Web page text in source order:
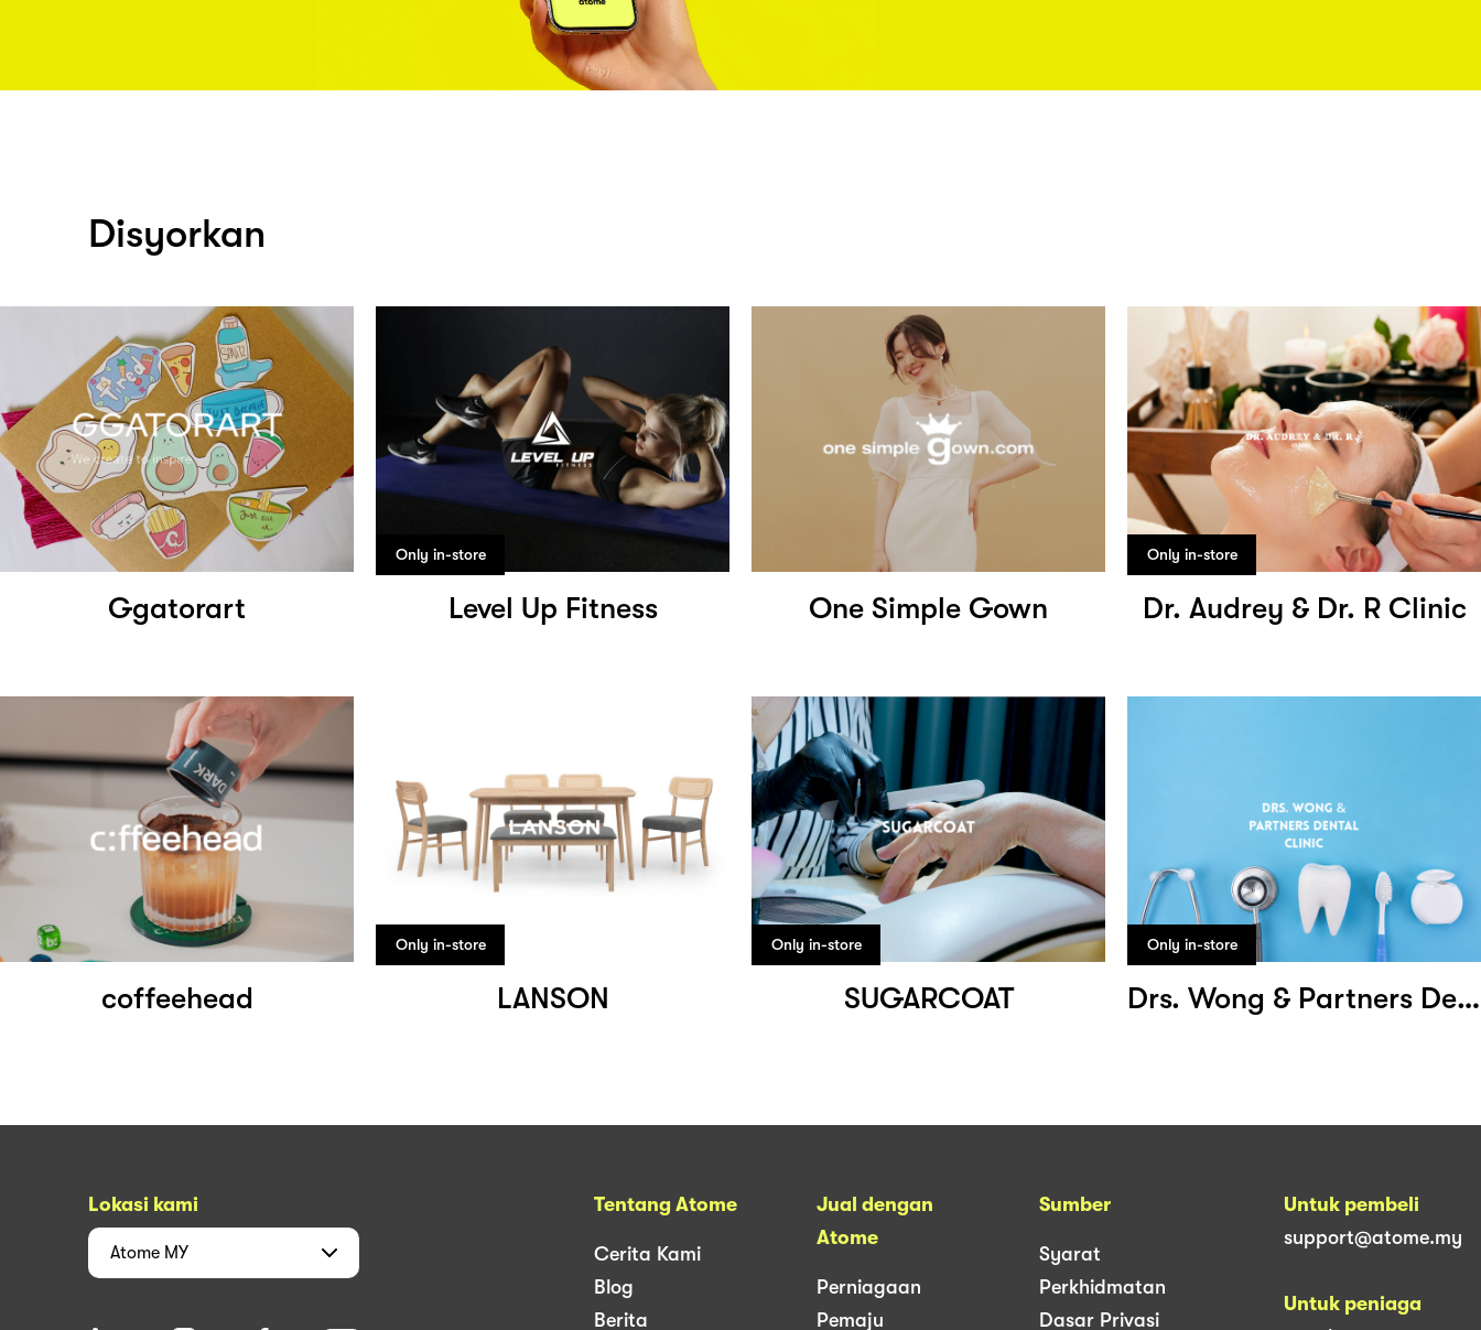
Disyorkan
Ggatorart
Only in-store
Level Up Fitness One Simple Gown
Only in-store
Dr. Audrey & Dr. R Clinic
coffeehead
Only in-store
LANSON
Only in-store
SUGARCOAT
Only in-store
Drs. Wong & Partners Dental Clinic
Lokasi kami
Atome MY
Tentang Atome
Cerita Kami
Blog
Berita
Jual dengan
Atome
Perniagaan
Pemaju
Sumber
Syarat
Perkhidmatan
Dasar Privasi
Untuk pembeli
support@atome.my
Untuk peniaga